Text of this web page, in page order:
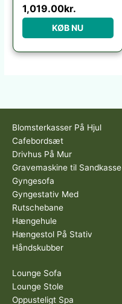
1,019.00kr.
KØB NU
Blomsterkasser På Hjul
Cafebordsæt
Drivhus På Mur
Gravemaskine til Sandkasse
Gyngesofa
Gyngestativ Med
Rutschebane
Hængehule
Hængestol På Stativ
Håndskubber
Lounge Sofa
Lounge Stole
Oppusteligt Spa